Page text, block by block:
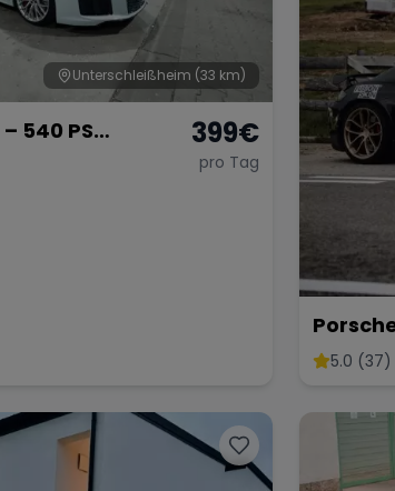
Unterschleißheim (33 km)
540 PS
399€
pro Tag
5.0 (37)